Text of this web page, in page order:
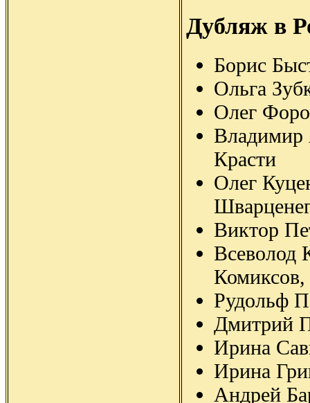
Дубляж в
Борис
Ольга
Олег
Красти
Олег
Виктор
Всеволод
Рудольф
Дмитрий
Ирина
Ирина
Андрей